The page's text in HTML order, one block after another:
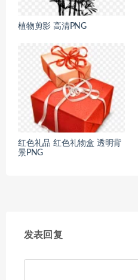
植物剪影 高清PNG
红色礼品 红色礼物盒 透明背
景PNG
发表回复